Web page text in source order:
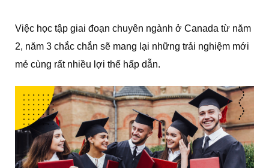
Việc học tập giai đoạn chuyên ngành ở Canada từ năm
2, năm 3 chắc chắn sẽ mang lại những trải nghiệm mới
mẻ cùng rất nhiều lợi thế hấp dẫn.